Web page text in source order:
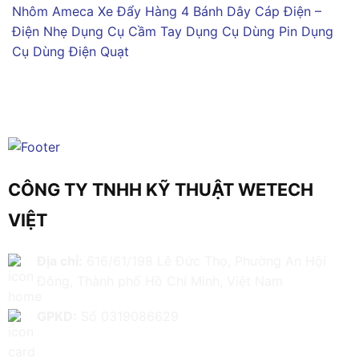
Nhôm Ameca Xe Đẩy Hàng 4 Bánh Dây Cáp Điện –
Điện Nhẹ Dụng Cụ Cầm Tay Dụng Cụ Dùng Pin Dụng
Cụ Dùng Điện Quạt
CÔNG TY TNHH KỸ THUẬT WETECH
VIỆT